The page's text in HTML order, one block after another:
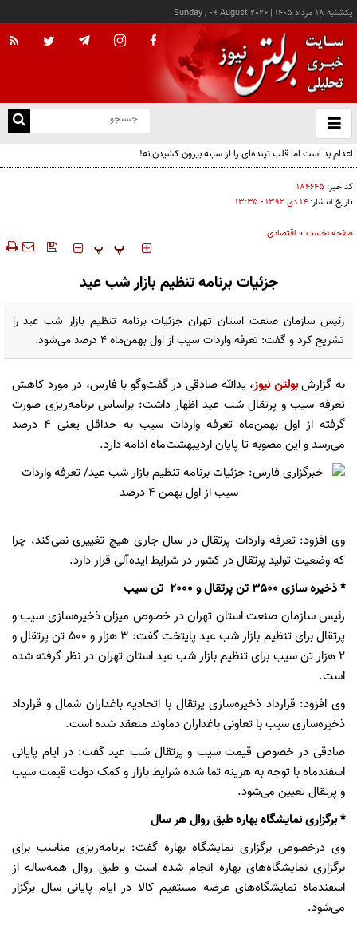
يکشنبه ۱۸ مرداد ۱۴۰۵ |
Sunday , 09 August 2026
باز
و
اعدام بد است اما قلب تپنده‌ای را از سینه بیرون کشیدن نه!
کد خبر: ۱۸۴۶۴۵
تاریخ انتشار: ۱۴ دی ۱۳۹۲ - ۱۳:۳۵
صفحه نخست » اقتصادی
‍‍‍ پ پ
جزئیات برنامه تنظیم بازار شب عید
رئیس سازمان صنعت استان تهران جزئیات برنامه‌ تنظیم بازار شب عید را
تشریح کرد و گفت: تعرفه واردات سیب از اول بهمن‌ماه ۴ درصد می‌شود.
به گزارشبولتن نیوز، یدالله صادقی در گفت‌وگو با فارس، در مورد کاهش
تعرفه سیب و پرتقال شب عید اظهار داشت: براساس برنامه‌ریزی صورت
گرفته از اول بهمن‌ماه تعرفه واردات سیب به حداقل یعنی 4 درصد
می‌رسد و این مصوبه تا پایان اردیبهشت‌ماه ادامه دارد.
وی افزود: تعرفه واردات پرتقال در سال جاری هیچ تغییری نمی‌کند، چرا
که وضعیت تولید پرتقال در کشور در شرایط ایده‌آلی قرار دارد.
* ذخیره سازی 3500 تن پرتقال و 2000 تن سیب
رئیس سازمان صنعت استان تهران در خصوص میزان ذخیره‌سازی سیب و
پرتقال برای تنظیم بازار شب عید پایتخت گفت: 3 هزار و 500 تن پرتقال و
2 هزار تن سیب برای تنظیم بازار شب عید استان تهران در نظر گرفته شده
است.
وی افزود: قرارداد ذخیره‌سازی پرتقال با اتحادیه باغداران شمال و قرارداد
ذخیره‌سازی سیب با تعاونی باغداران دماوند منعقد شده است.
صادقی در خصوص قیمت سیب و پرتقال شب عید گفت: در ایام پایانی
اسفندماه با توجه به هزینه تما شده شرایط بازار و کمک دولت قیمت سیب
و پرتقال تعیین می‌شود.
* برگزاری نمایشگاه بهاره طبق روال هر سال
وی درخصوص برگزاری نمایشگاه بهاره گفت: برنامه‌ریزی مناسب برای
برگزاری نمایشگاه‌های بهاره انجام شده است و طبق روال همه‌ساله از
اسفندماه نمایشگاه‌های عرضه مستقیم کالا در ایام پایانی سال برگزار
می‌شود.